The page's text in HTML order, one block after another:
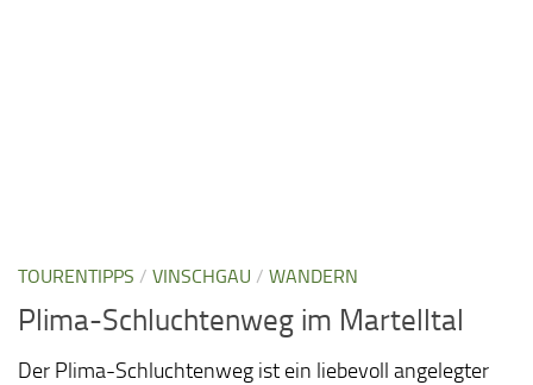
TOURENTIPPS / VINSCHGAU / WANDERN
Plima-Schluchtenweg im Martelltal
Der Plima-Schluchtenweg ist ein liebevoll angelegter